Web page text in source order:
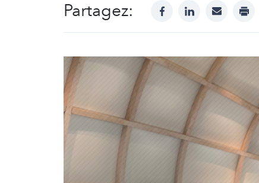
Partagez: facebooklinkedinmail print